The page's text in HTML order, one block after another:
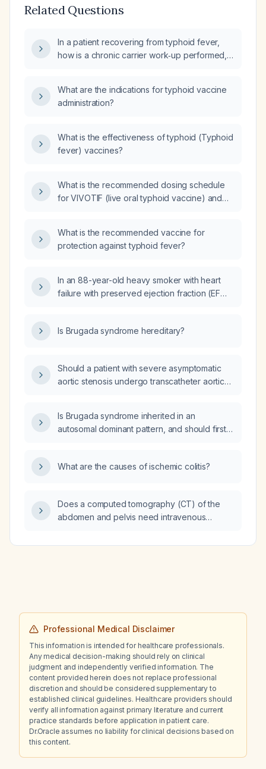
Related Questions
In a patient recovering from typhoid fever,
how is a chronic carrier work‑up performed,
administered, is the patient permitted to cook,
and can typhoid recur three times at ten‑year
What are the indications for typhoid vaccine
administration?
What is the effectiveness of typhoid (Typhoid
fever) vaccines?
What is the recommended dosing schedule
for VIVOTIF (live oral typhoid vaccine) and
What is the recommended vaccine for
protection against typhoid fever?
In an 88-year-old heavy smoker with heart
failure with preserved ejection fraction (EF
ACE inhibitor, and rescue salbutamol, what
Is Brugada syndrome hereditary?
Should a patient with severe asymptomatic
aortic stenosis undergo transcatheter aortic
Is Brugada syndrome inherited in an
autosomal dominant pattern, and should first-
What are the causes of ischemic colitis?
Does a computed tomography (CT) of the
abdomen and pelvis need intravenous
Professional Medical Disclaimer
This information is intended for healthcare professionals.
Any medical decision-making should rely on clinical
judgment and independently verified information. The
content provided herein does not replace professional
discretion and should be considered supplementary to
established clinical guidelines. Healthcare providers should
verify all information against primary literature and current
practice standards before application in patient care.
Dr.Oracle assumes no liability for clinical decisions based on
this content.